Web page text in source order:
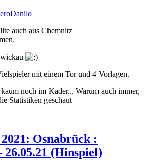
auch aus Chemnitz
mit einem Tor und 4 Vorlagen.
noch im Kader... Warum auch immer,
Statistiken geschaut
Osnabrück :
26.05.21 (Hinspiel)